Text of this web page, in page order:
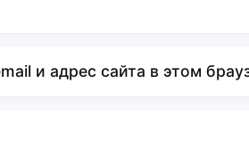
и адрес сайта в этом